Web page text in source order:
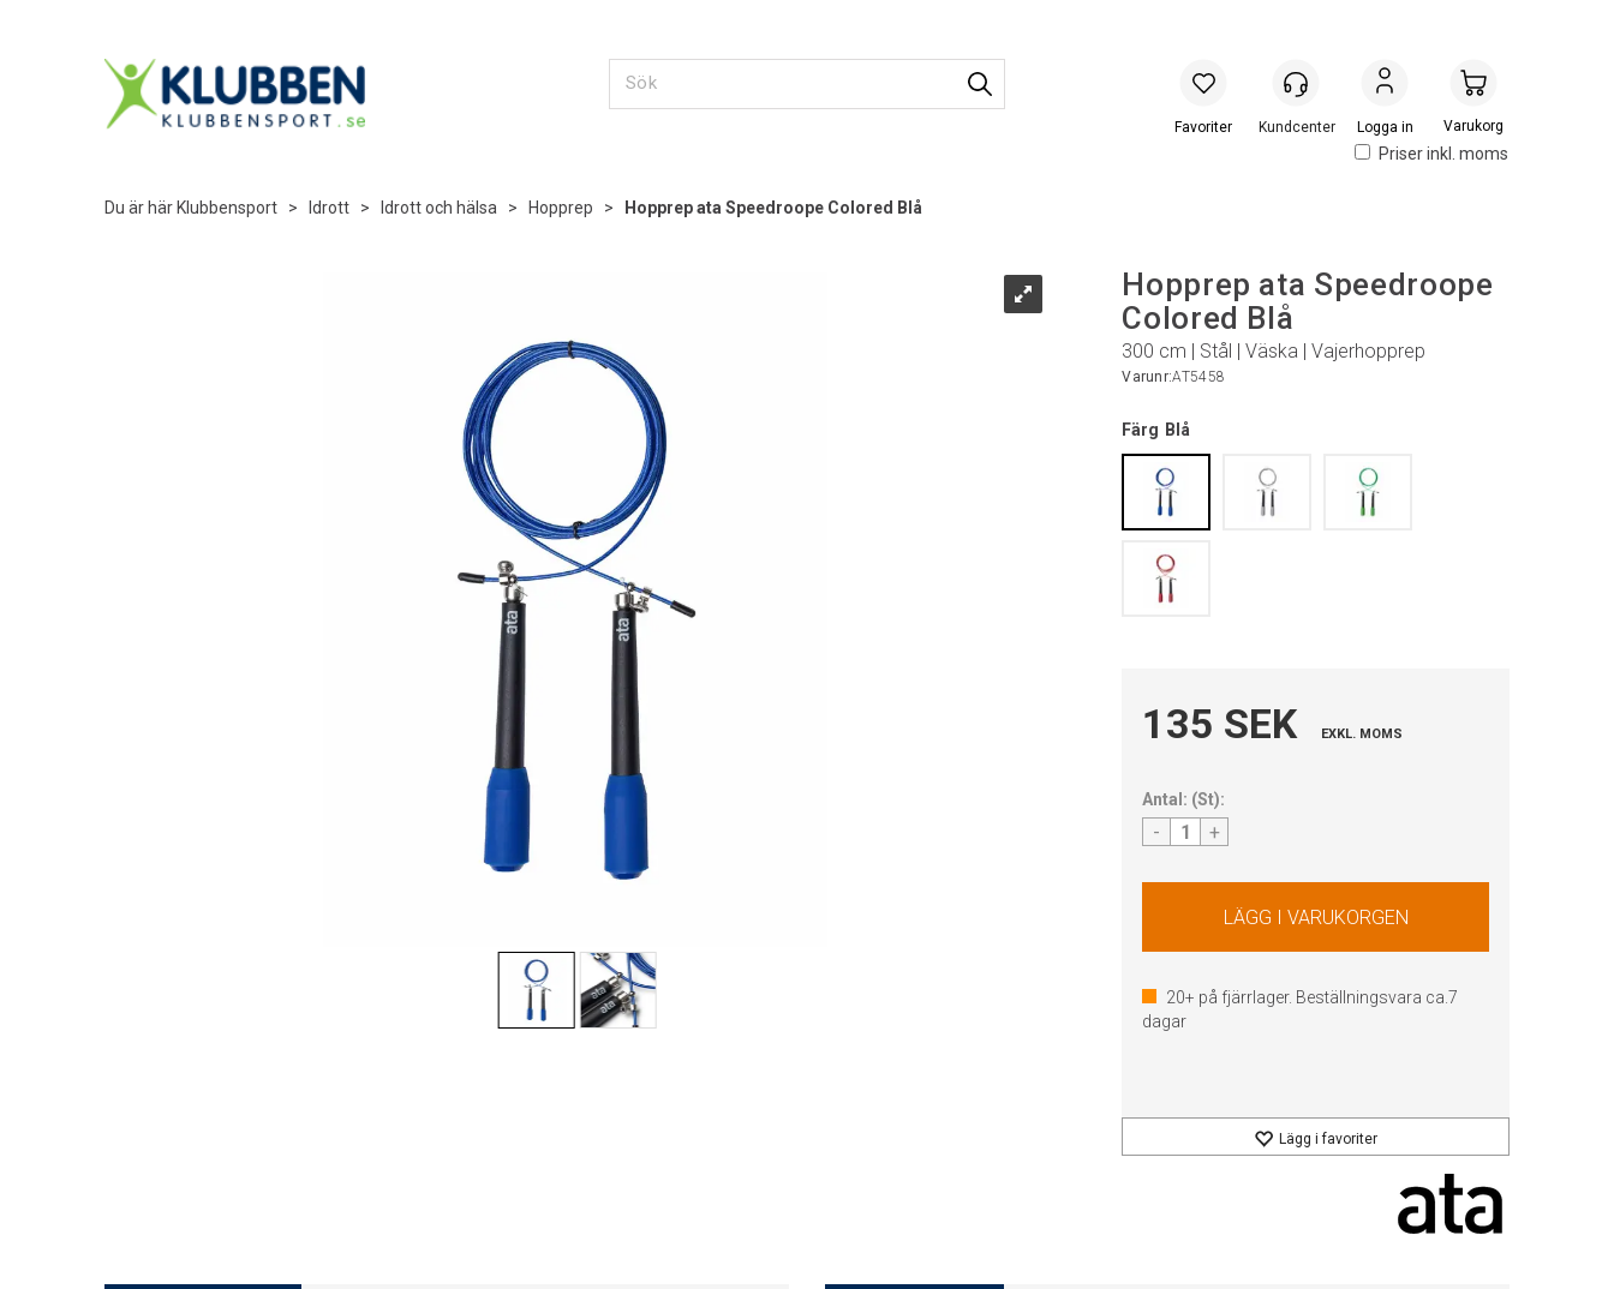
Priser inkl. moms
Logga in Handlevogn
Du är här Klubbensport > Idrott > Idrott och hälsa > Hopprep > Hopprep ata Speedroope Colored Blå
Hopprep ata Speedroope
Colored Blå
300 cm | Stål | Väska | Vajerhopprep
Varunr:AT5458
Färg Blå
135 SEK EXKL. MOMS
Antal: (St):
- +
20+ på fjärrlager. Beställningsvara ca.7
dagar
Lägg i favoriter